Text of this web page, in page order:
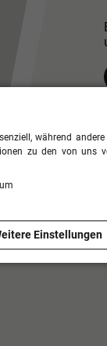
während
zu den von uns
Einstellungen